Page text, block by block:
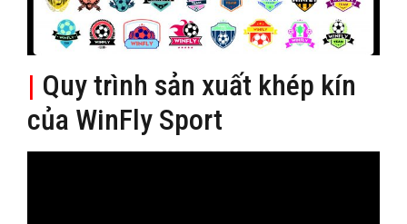
| Quy trình sản xuất khép kín
của WinFly Sport